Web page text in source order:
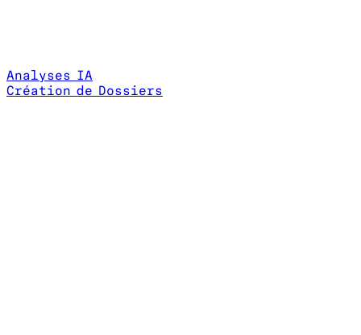
Analyses IA
Création de Dossiers